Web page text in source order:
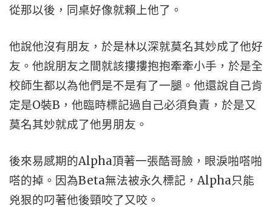
從那以後，同桌好像就賴上他了。
他說他沒有朋友，於是林以深就莫名其妙成了他好
友。他說朋友之間就該摟摟抱抱牽牽小手，於是全
校師生都以為他們是不是有了一腿。他還說自己肯
定是O裝B，他臨時標記過自己必須負責，於是又
莫名其妙就成了他男朋友。
後來易感期的Alpha頂著一張酷哥臉，眼淚啪嗒啪
嗒的掉。因為Beta無法被永久標記，Alpha只能
兇狠的叼著他後頸咬了又咬。